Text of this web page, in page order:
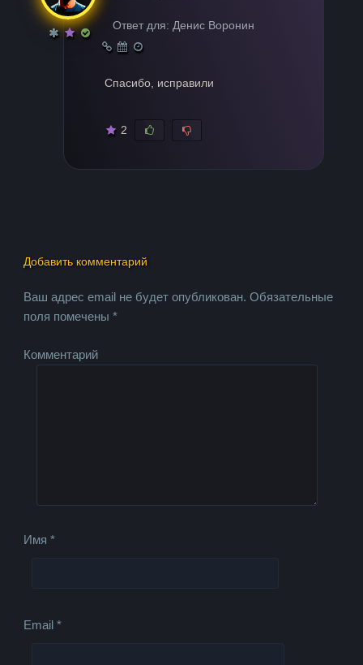
Ответ для: Денис Воронин
Спасибо, исправили
2
Добавить комментарий
Ваш адрес email не будет опубликован. Обязательные
поля помечены*
Комментарий
Имя*
Email*